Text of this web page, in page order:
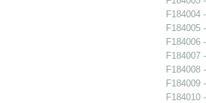
F184004
F184005
F184006
F184007
F184008
F184009
F184010